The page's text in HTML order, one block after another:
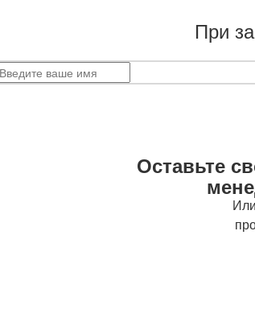
При
Оставьте